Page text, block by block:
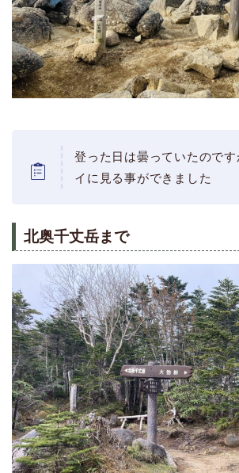
登った日は曇っていたので
イに見る事ができました
北奥千丈岳まで